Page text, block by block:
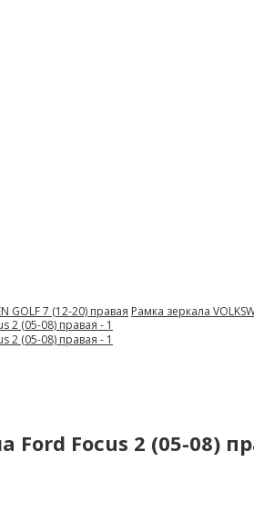
GOLF 7 (12-20) правая Рамка зеркала
Ford Focus 2 (05-08)